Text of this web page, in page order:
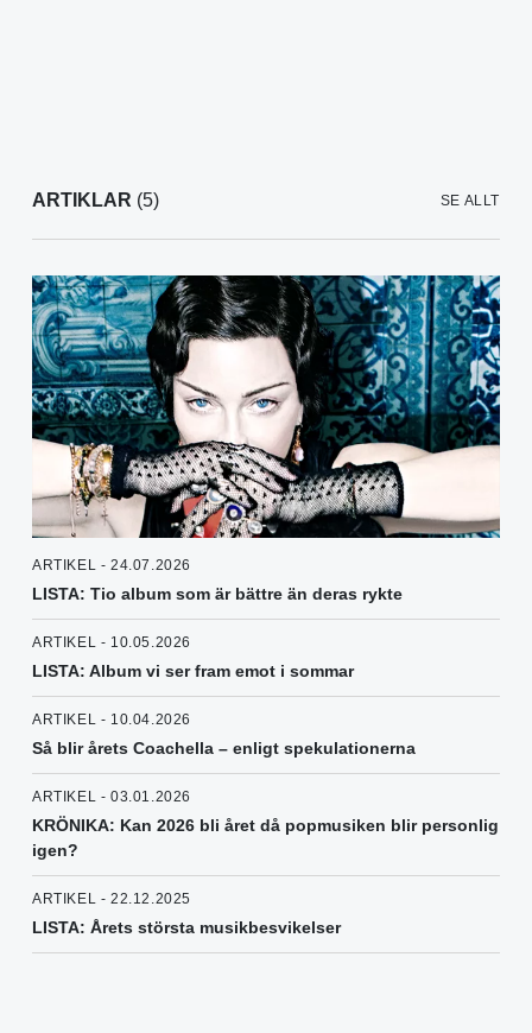
ARTIKLAR (5) SE ALLT
ARTIKEL - 24.07.2026
LISTA: Tio album som är bättre än deras rykte
ARTIKEL - 10.05.2026
LISTA: Album vi ser fram emot i sommar
ARTIKEL - 10.04.2026
Så blir årets Coachella – enligt spekulationerna
ARTIKEL - 03.01.2026
KRÖNIKA: Kan 2026 bli året då popmusiken blir personlig
igen?
ARTIKEL - 22.12.2025
LISTA: Årets största musikbesvikelser